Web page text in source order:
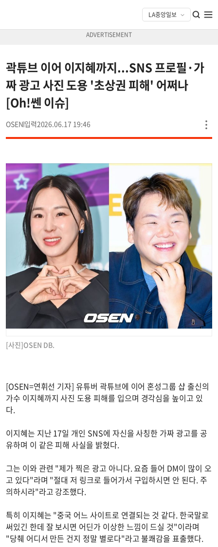
곽튜브 이어 이지혜까지...SNS 프로필·가
짜 광고 사진 도용 '초상권 피해' 어쩌나
[Oh!쎈 이슈]
OSEN 2026.06.17 19:46
[사진]OSEN DB.
[OSEN=연휘선 기자] 유튜버 곽튜브에 이어 혼성그룹 샵 출신의
가수 이지혜까지 사진 도용 피해를 입으며 경각심을 높이고 있
다.
이지혜는 지난 17일 개인 SNS에 자신을 사칭한 가짜 광고를 공
유하며 이 같은 피해 사실을 밝혔다.
그는 이와 관련 "제가 찍은 광고 아니다. 요즘 들어 DM이 많이 오
고 있다"라며 "절대 저 링크로 들어가서 구입하시면 안 된다. 주
의하시라"라고 강조했다.
특히 이지혜는 "중국 어느 사이트로 연결되는 것 같다. 한국말로
써있긴 한데 잘 보시면 어딘가 이상한 느낌이 드실 것"이라며
"당췌 어디서 만든 건지 정말 별로다"라고 불쾌감을 표출했다.